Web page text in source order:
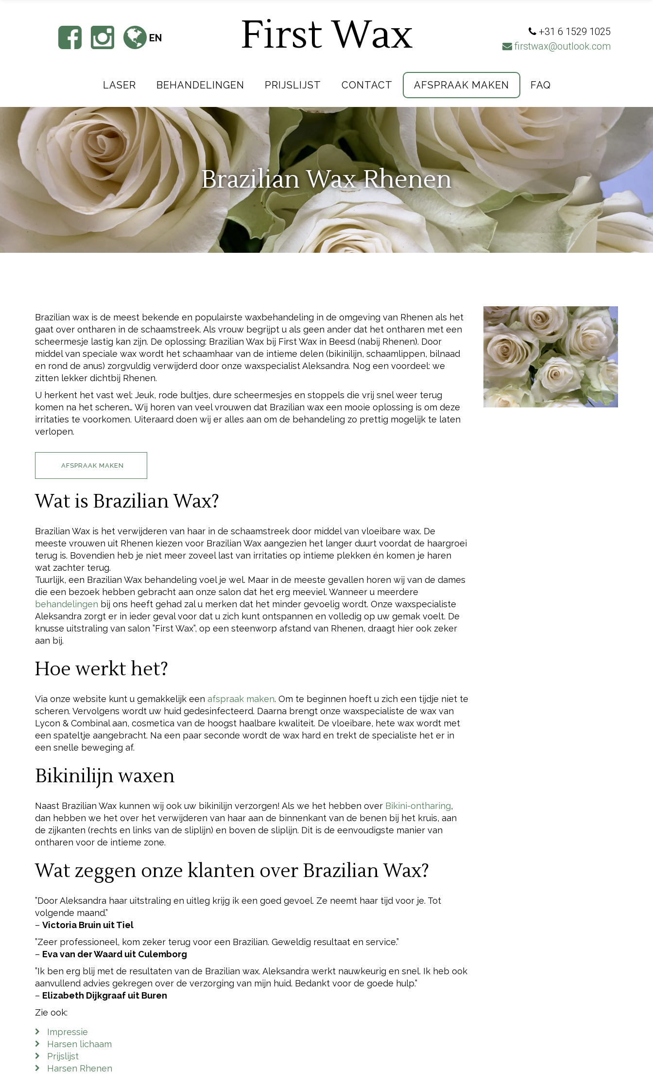
EN First Wax
+31 6 1529 1025
firstwax@outlook.com
LASER BEHANDELINGEN PRIJSLIJST CONTACT AFSPRAAK MAKEN FAQ
Brazilian Wax Rhenen
Brazilian wax is de meest bekende en populairste waxbehandeling in de omgeving van Rhenen als het
gaat over ontharen in de schaamstreek. Als vrouw begrijpt u als geen ander dat het ontharen met een
scheermesje lastig kan zijn. De oplossing: Brazilian Wax bij First Wax in Beesd (nabij Rhenen). Door
middel van speciale wax wordt het schaamhaar van de intieme delen (bikinilijn, schaamlippen, bilnaad
en rond de anus) zorgvuldig verwijderd door onze waxspecialist Aleksandra. Nog een voordeel: we
zitten lekker dichtbij Rhenen.
U herkent het vast wel: Jeuk, rode bultjes, dure scheermesjes en stoppels die vrij snel weer terug
komen na het scheren… Wij horen van veel vrouwen dat Brazilian wax een mooie oplossing is om deze
irritaties te voorkomen. Uiteraard doen wij er alles aan om de behandeling zo prettig mogelijk te laten
verlopen.
AFSPRAAK MAKEN
Wat is Brazilian Wax?
Brazilian Wax is het verwijderen van haar in de schaamstreek door middel van vloeibare wax. De
meeste vrouwen uit Rhenen kiezen voor Brazilian Wax aangezien het langer duurt voordat de haargroei
terug is. Bovendien heb je niet meer zoveel last van irritaties op intieme plekken én komen je haren
wat zachter terug.
Tuurlijk, een Brazilian Wax behandeling voel je wel. Maar in de meeste gevallen horen wij van de dames
die een bezoek hebben gebracht aan onze salon dat het erg meeviel. Wanneer u meerdere
behandelingen bij ons heeft gehad zal u merken dat het minder gevoelig wordt. Onze waxspecialiste
Aleksandra zorgt er in ieder geval voor dat u zich kunt ontspannen en volledig op uw gemak voelt. De
knusse uitstraling van salon ”First Wax”, op een steenworp afstand van Rhenen, draagt hier ook zeker
aan bij.
Hoe werkt het?
Via onze website kunt u gemakkelijk een afspraak maken. Om te beginnen hoeft u zich een tijdje niet te
scheren. Vervolgens wordt uw huid gedesinfecteerd. Daarna brengt onze waxspecialiste de wax van
Lycon & Combinal aan, cosmetica van de hoogst haalbare kwaliteit. De vloeibare, hete wax wordt met
een spateltje aangebracht. Na een paar seconde wordt de wax hard en trekt de specialiste het er in
een snelle beweging af.
Bikinilijn waxen
Naast Brazilian Wax kunnen wij ook uw bikinilijn verzorgen! Als we het hebben over Bikini-ontharing,
dan hebben we het over het verwijderen van haar aan de binnenkant van de benen bij het kruis, aan
de zijkanten (rechts en links van de sliplijn) en boven de sliplijn. Dit is de eenvoudigste manier van
ontharen voor de intieme zone.
Wat zeggen onze klanten over Brazilian Wax?
”Door Aleksandra haar uitstraling en uitleg krijg ik een goed gevoel. Ze neemt haar tijd voor je. Tot
volgende maand.”
– Victoria Bruin uit Tiel
”Zeer professioneel, kom zeker terug voor een Brazilian. Geweldig resultaat en service.”
– Eva van der Waard uit Culemborg
”Ik ben erg blij met de resultaten van de Brazilian wax. Aleksandra werkt nauwkeurig en snel. Ik heb ook
aanvullend advies gekregen over de verzorging van mijn huid. Bedankt voor de goede hulp.”
– Elizabeth Dijkgraaf uit Buren
Zie ook:
Impressie
Harsen lichaam
Prijslijst
Harsen Rhenen